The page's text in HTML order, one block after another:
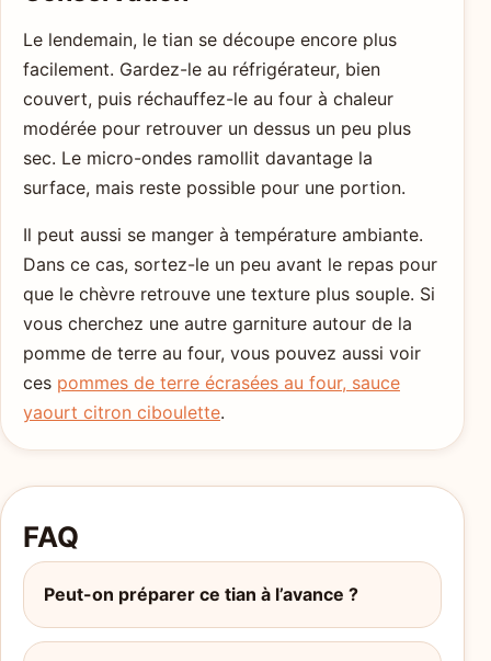
Le lendemain, le tian se découpe encore plus
facilement. Gardez-le au réfrigérateur, bien
couvert, puis réchauffez-le au four à chaleur
modérée pour retrouver un dessus un peu plus
sec. Le micro-ondes ramollit davantage la
surface, mais reste possible pour une portion.
Il peut aussi se manger à température ambiante.
Dans ce cas, sortez-le un peu avant le repas pour
que le chèvre retrouve une texture plus souple. Si
vous cherchez une autre garniture autour de la
pomme de terre au four, vous pouvez aussi voir
ces pommes de terre écrasées au four, sauce
yaourt citron ciboulette.
FAQ
Peut-on préparer ce tian à l’avance ?